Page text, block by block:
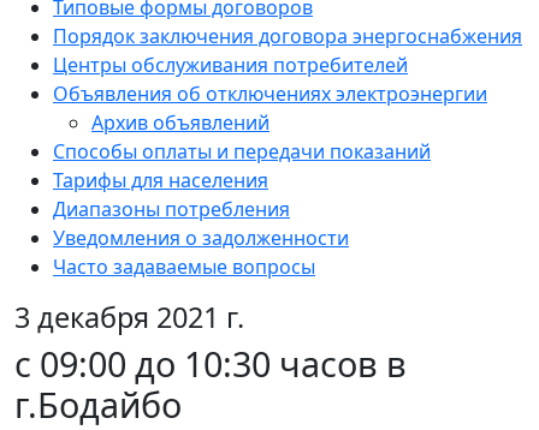
Типовые формы договоров
Порядок заключения договора энергоснабжения
Центры обслуживания потребителей
Объявления об отключениях электроэнергии
Архив объявлений
Способы оплаты и передачи показаний
Тарифы для населения
Диапазоны потребления
Уведомления о задолженности
Часто задаваемые вопросы
3 декабря 2021 г.
c 09:00 до 10:30 часов в
г.Бодайбо